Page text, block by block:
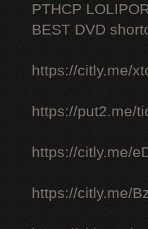
PTHCP
BEST DVD
https://citly.me/
https://put2.me/
https://citly.me/
https://citly.me/